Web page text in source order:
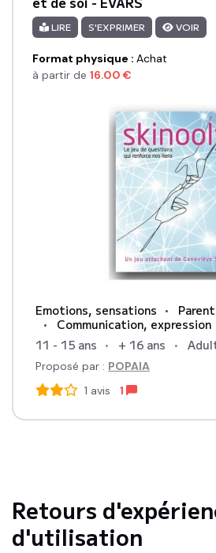
LIRE S'EXPRIMER VOIR
Format physique : Achat
à partir de 16.00 €
Emotions, sensations
Communication, expression
11 - 15 ans
+ 16 ans
Proposé par : POPAIA
1 avis 1
Retours
d'utilisation